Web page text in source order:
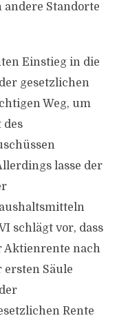
andere Standorte
Einstieg in die
gesetzlichen
Weg, um
des
lasse der
schlägt vor, dass
Aktienrente nach
ersten Säule
Rente